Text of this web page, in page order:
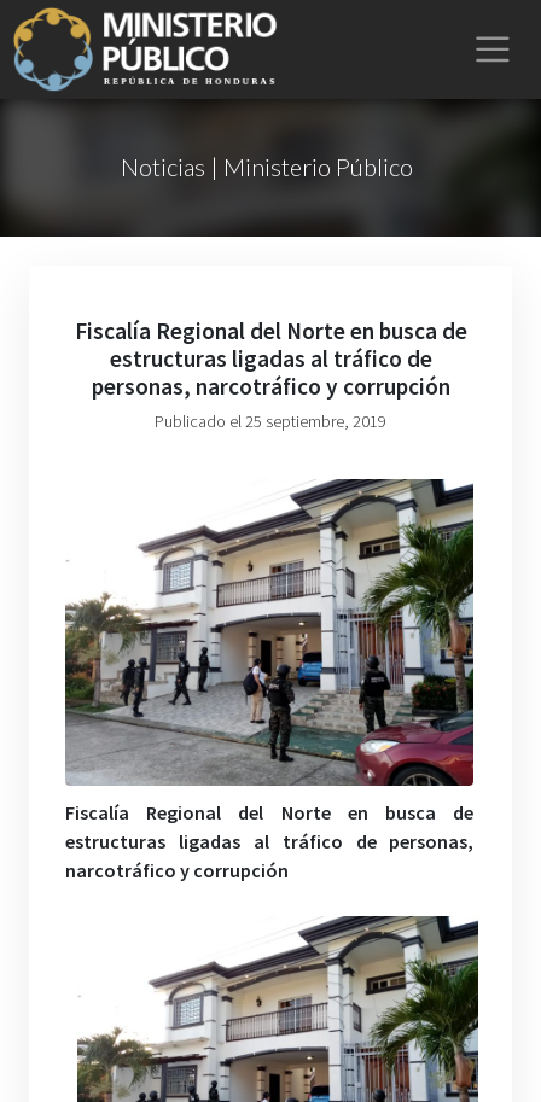
Noticias | Ministerio Público
Fiscalía Regional del Norte en busca de
estructuras ligadas al tráfico de
personas, narcotráfico y corrupción
Publicado el 25 septiembre, 2019
Fiscalía Regional del Norte en busca de
estructuras ligadas al tráfico de personas,
narcotráfico y corrupción